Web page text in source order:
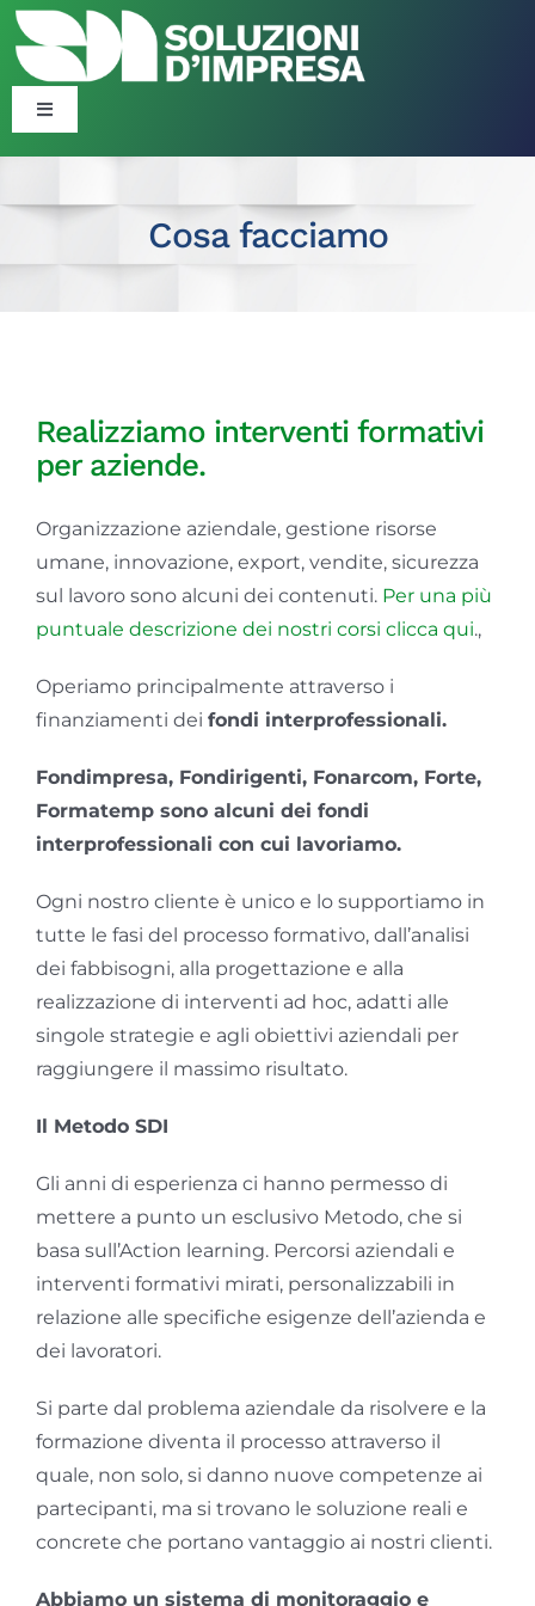
Salta
contenuto
Toggle
Politiche Attive
GOL
Contatti
Società Trasparente
Cosa facciamo
Realizziamo interventi formativi
per aziende.
Organizzazione aziendale, gestione risorse
umane, innovazione, export, vendite, sicurezza
sul lavoro sono alcuni dei contenuti. Per una più
puntuale descrizione dei nostri corsi clicca qui.,
Operiamo principalmente attraverso i
finanziamenti dei fondi interprofessionali.
Fondimpresa, Fondirigenti, Fonarcom, Forte,
Formatemp sono alcuni dei fondi
interprofessionali con cui lavoriamo.
Ogni nostro cliente è unico e lo supportiamo in
tutte le fasi del processo formativo, dall’analisi
dei fabbisogni, alla progettazione e alla
realizzazione di interventi ad hoc, adatti alle
singole strategie e agli obiettivi aziendali per
raggiungere il massimo risultato.
Il Metodo SDI
Gli anni di esperienza ci hanno permesso di
mettere a punto un esclusivo Metodo, che si
basa sull’Action learning. Percorsi aziendali e
interventi formativi mirati, personalizzabili in
relazione alle specifiche esigenze dell’azienda e
dei lavoratori.
Si parte dal problema aziendale da risolvere e la
formazione diventa il processo attraverso il
quale, non solo, si danno nuove competenze ai
partecipanti, ma si trovano le soluzione reali e
concrete che portano vantaggio ai nostri clienti.
Abbiamo un sistema di monitoraggio e